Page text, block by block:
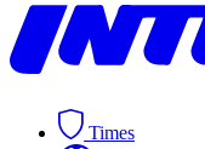
Times